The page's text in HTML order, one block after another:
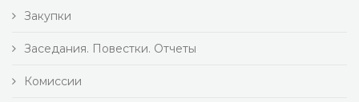
Закупки
Заседания. Повестки. Отчеты
Комиссии